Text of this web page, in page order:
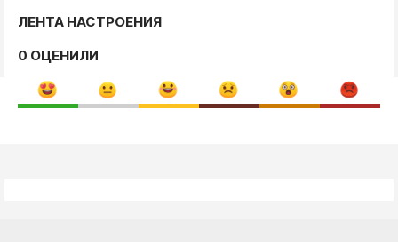
ЛЕНТА НАСТРОЕНИЯ
0 ОЦЕНИЛИ